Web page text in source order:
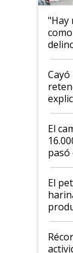
"Hay
al
El
pasó
El
el
diez